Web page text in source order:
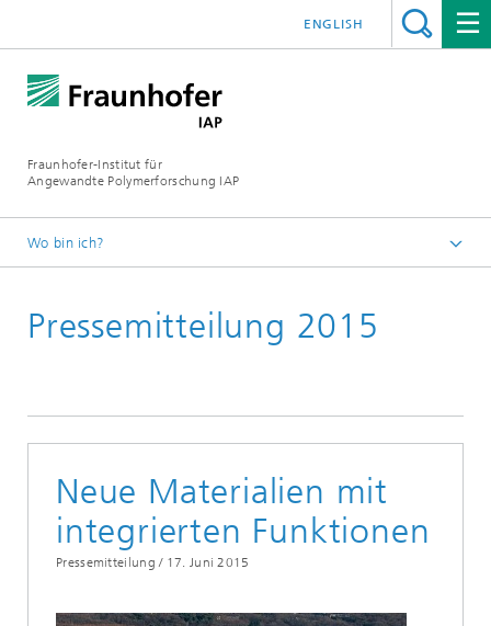
Fraunhofer-Institut für
Angewandte Polymerforschung IAP
ENGLISH
Wo bin ich?
Presse | Medien
Pressemitteilung 2015
Neue Materialien mit
integrierten Funktionen
Pressemitteilung / 17. Juni 2015